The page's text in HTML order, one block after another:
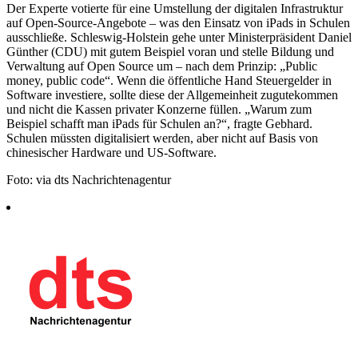
Der Experte votierte für eine Umstellung der digitalen Infrastruktur
auf Open-Source-Angebote – was den Einsatz von iPads in Schulen
ausschließe. Schleswig-Holstein gehe unter Ministerpräsident Daniel
Günther (CDU) mit gutem Beispiel voran und stelle Bildung und
Verwaltung auf Open Source um – nach dem Prinzip: „Public
money, public code“. Wenn die öffentliche Hand Steuergelder in
Software investiere, sollte diese der Allgemeinheit zugutekommen
und nicht die Kassen privater Konzerne füllen. „Warum zum
Beispiel schafft man iPads für Schulen an?“, fragte Gebhard.
Schulen müssten digitalisiert werden, aber nicht auf Basis von
chinesischer Hardware und US-Software.
Foto: via dts Nachrichtenagentur